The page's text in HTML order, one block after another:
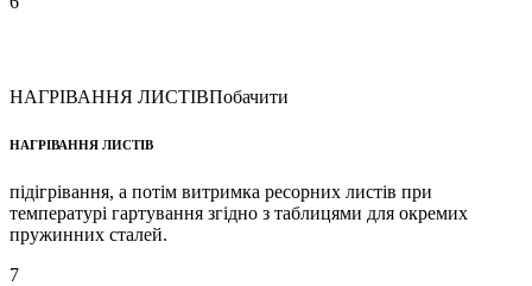
НАГРІВАННЯ ЛИСТІВПобачити
НАГРІВАННЯ ЛИСТІВ
підігрівання, а потім витримка ресорних листів при
температурі гартування згідно з таблицями для окремих
пружинних сталей.
7